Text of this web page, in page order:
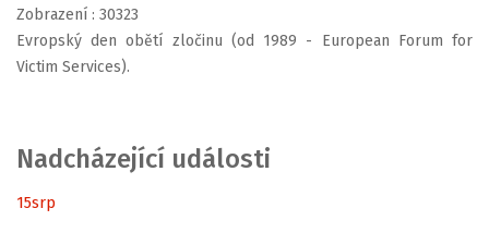
Zobrazení : 30323
Evropský den obětí zločinu (od 1989 - European Forum for
Victim Services).
Nadcházející události
15srp